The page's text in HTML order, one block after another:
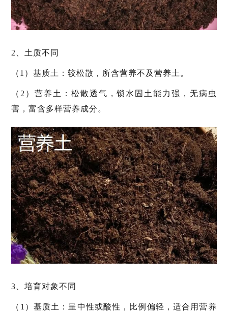
2、土质不同
（1）基质土：较松散，所含营养不及营养土。
（2）营养土：松散透气，锁水固土能力强，无病虫
害，富含多样营养成分。
3、培育对象不同
（1）基质土：呈中性或酸性，比例偏轻，适合用营养